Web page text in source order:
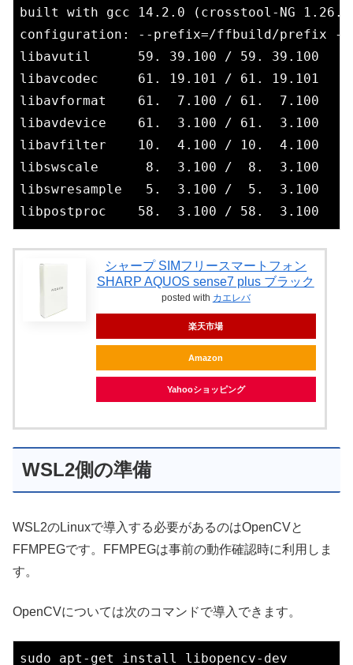
built with gcc 14.2.0 (crosstool-NG
configuration: --prefix=/ffbuild/prefix --
libavutil      59. 39.100 / 59. 39.100
libavcodec     61. 19.101 / 61. 19.101
libavformat    61.  7.100 / 61.  7.100
libavdevice    61.  3.100 / 61.  3.100
libavfilter    10.  4.100 / 10.  4.100
libswscale      8.  3.100 /  8.  3.100
libswresample   5.  3.100 /  5.  3.100
シャープ SIMフリースマートフォン
SHARP AQUOS sense7 plus ブラック
posted with カエレバ
楽天市場
Amazon
Yahooショッピング
WSL2側の準備
WSL2のLinuxで導入する必要があるのはOpenCVと
FFMPEGです。FFMPEGは事前の動作確認時に利用しま
す。
OpenCVについては次のコマンドで導入できます。